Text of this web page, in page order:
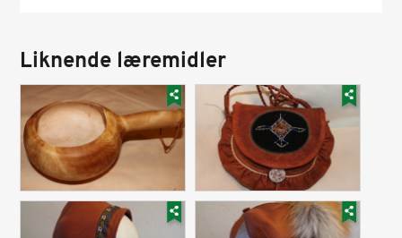
Liknende læremidler